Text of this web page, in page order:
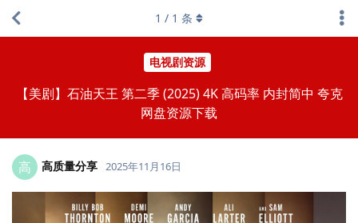
电视剧资源
【美剧】石油天王 第二季 (2025) 4K 高码率 内封简中 夸克
网盘资源下载
1 / 1 条
高 高质量分享 2025年11月16日